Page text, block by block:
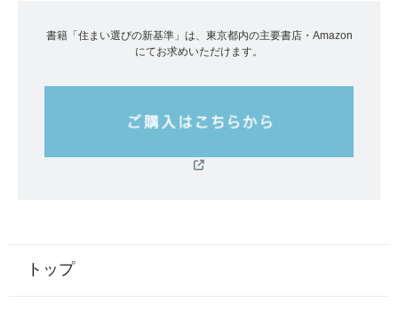
書籍「住まい選びの新基準」は、東京都内の主要書店・Amazon
にてお求めいただけます。
トップ